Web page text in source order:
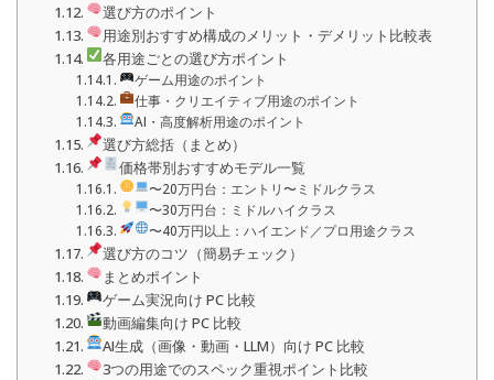
選び方のポイント
用途別おすすめ構成のメリット・デメリット比較表
各用途ごとの選び方ポイント
ゲーム用途のポイント
仕事・クリエイティブ用途のポイント
AI・高度解析用途のポイント
選び方総括（まとめ）
価格帯別おすすめモデル一覧
〜20万円台：エントリ〜ミドルクラス
〜30万円台：ミドルハイクラス
〜40万円以上：ハイエンド／プロ用途クラス
選び方のコツ（簡易チェック）
まとめポイント
ゲーム実況向け PC 比較
動画編集向け PC 比較
AI生成（画像・動画・LLM）向け PC 比較
3つの用途でのスペック重視ポイント比較